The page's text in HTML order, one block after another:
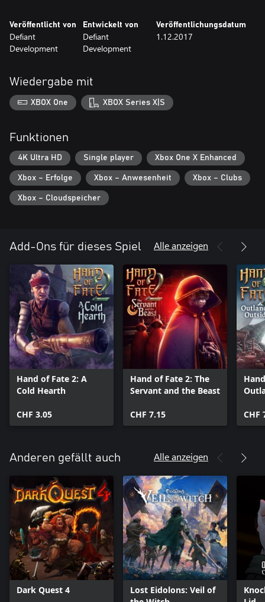
Veröffentlicht von
Defiant
Development
Entwickelt von
Defiant
Development
Veröffentlichungsdatum
1.12.2017
Wiedergabe mit
XBOX One XBOX Series X|S
Funktionen
4K Ultra HD Single player Xbox One X Enhanced
Xbox – Erfolge Xbox – Anwesenheit Xbox – Clubs
Xbox – Cloudspeicher
Add-Ons für dieses Spiel Alle anzeigen
Hand of Fate 2: A
Cold Hearth
CHF 3.05
Hand of Fate 2: The
Servant and the Beast
CHF 7.15
CHF
Anderen gefällt auch Alle anzeigen
Dark Quest 4
Lost Eidolons: Veil of